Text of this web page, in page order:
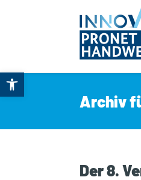
Open toolbar
Archiv
Der 8.